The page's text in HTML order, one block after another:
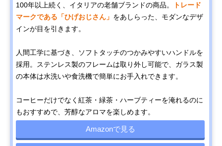
100年以上続く、イタリアの老舗ブランドの商品。
トレード
マークである「ひげおじさん」 をあしらった、モダンなデザ
インが目を引きます。
人間工学に基づき、ソフトタッチのつかみやすいハンドルを
採用。ステンレス製のフレームは取り外し可能で、ガラス製
の本体は水洗いや食洗機で簡単にお手入れできます。
コーヒーだけでなく紅茶・緑茶・ハーブティーを淹れるのに
もおすすめで、芳醇なアロマを楽しめます。
Amazonで見る